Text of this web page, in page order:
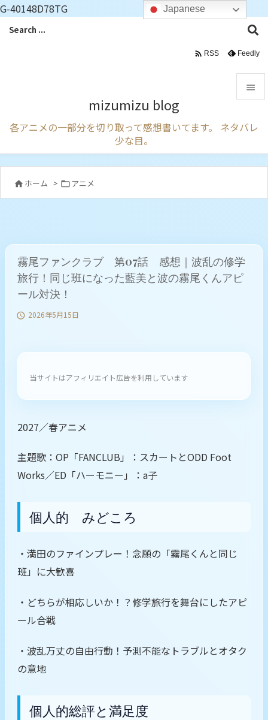
G-40148D78TG
mizumizu blog
各アニメの一部分を切り取って感想書いてます。 ネタバレ
少な目。

メニュ
前へ
 RSS Feedly
 ホーム > アニメ
霧尾ファンクラブ 第07話 感想｜波乱の修学
旅行！同じ班になった藍美と波の霧尾くんアピ
ール対決！
 2026年5月15日
当サイトはアフィリエイト広告を利用しています
2027／春アニメ
主題歌：OP「FANCLUB」：スカートとODD Foot
Works／ED「ハーモニー」：a子
個人的 みどころ
・満田のファインプレー！念願の「霧尾くんと同じ
班」に大歓喜
・どちらが相応しいか！？修学旅行を舞台にしたアピ
ール合戦
・波乱万丈の自由行動！予測不能なトラブルとオタク
の意地
個人的総評と満足度
Japanese